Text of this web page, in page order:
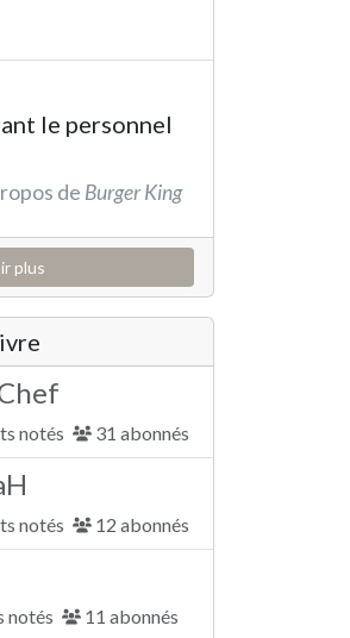
le personnel
de Burger King
plus
notés 31 abonnés
notés 12 abonnés
notés 11 abonnés